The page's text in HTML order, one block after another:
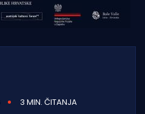
3 MIN. ČITANJA